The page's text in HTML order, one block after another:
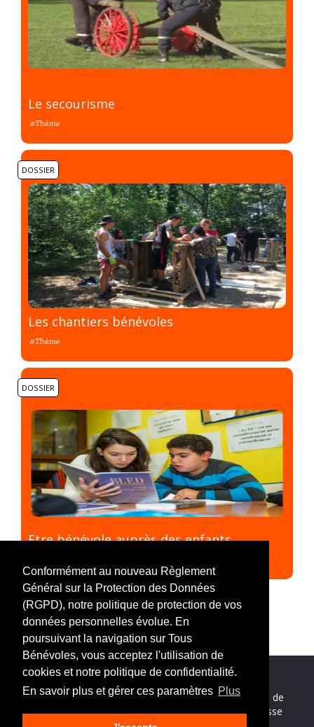
Conformément au nouveau Règlement
Général sur la Protection des Données
(RGPD), notre politique de protection de vos
données personnelles évolue. En
poursuivant la navigation sur Tous
Bénévoles, vous acceptez l'utilisation de
cookies et notre politique de confidentialité.
En savoir plus et gérer ces paramètres Plus
Le secourisme
#Thème
DOSSIER
Les chantiers bénévoles
#Thème
DOSSIER
Etre bénévole auprès des enfants
Nos partenaires|Mentions légales|Politique de
confidentialité|Nous contacter|Espace presse